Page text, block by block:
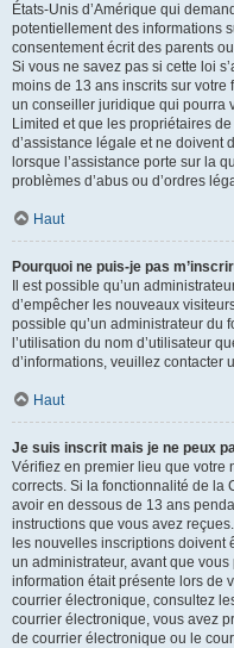
États-Unis d’Amérique qui
potentiellement des informations
consentement écrit des parents
Si vous ne savez pas si cette loi
moins de 13 ans inscrits sur
un conseiller juridique qui pourra
Limited et que les propriétaires
d’assistance légale et ne doivent
lorsque l’assistance porte sur la
problèmes d’abus ou d’ordres
Haut
Pourquoi ne puis-je pas
Il est possible qu’un
d’empêcher les nouveaux
possible qu’un administrateur du
l’utilisation du nom d’utilisateur
d’informations, veuillez contacter
Haut
Je suis inscrit mais je ne peux
Vérifiez en premier lieu que votre
corrects. Si la fonctionnalité de la
avoir en dessous de 13 ans
instructions que vous avez
les nouvelles inscriptions doivent
un administrateur, avant que
information était présente lors de
courrier électronique, consultez
courrier électronique, vous avez
de courrier électronique ou le